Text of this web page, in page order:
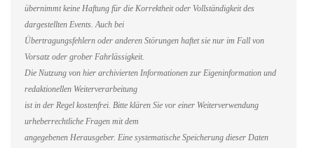
übernimmt keine Haftung für die Korrektheit oder Vollständigkeit des
dargestellten Events. Auch bei
Übertragungsfehlern oder anderen Störungen haftet sie nur im Fall von
Vorsatz oder grober Fahrlässigkeit.
Die Nutzung von hier archivierten Informationen zur Eigeninformation und
redaktionellen Weiterverarbeitung
ist in der Regel kostenfrei. Bitte klären Sie vor einer Weiterverwendung
urheberrechtliche Fragen mit dem
angegebenen Herausgeber. Eine systematische Speicherung dieser Daten